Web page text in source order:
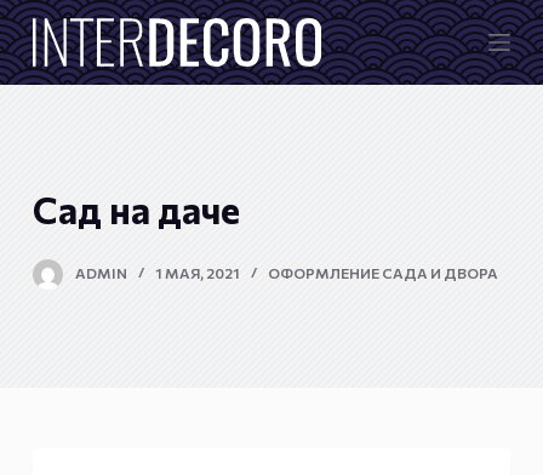
П
е
р
и
с
Сад на даче
ADMIN 1 МАЯ, 2021 ОФОРМЛЕНИЕ САДА И ДВОРА